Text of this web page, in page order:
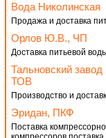
Вода Николинская
Продажа и доставка
Орлов Ю.В., ЧП
Доставка питьевой
Тальновский
ТОВ
Производство и
Эридан, ПКФ
Поставка